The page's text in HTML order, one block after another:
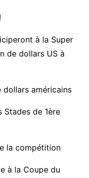
à la Super
de dollars US à
dollars américains
Stades de 1ère
la compétition
à la Coupe du